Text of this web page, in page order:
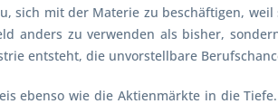
mit der Materie zu beschäftigen,
anders zu verwenden als bisher,
entsteht, die unvorstellbare
ebenso wie die Aktienmärkte in die